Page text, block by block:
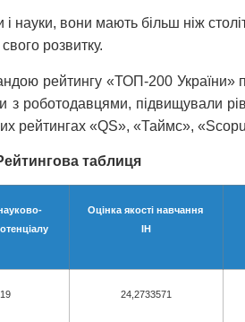
науки, вони мають більш ніж
розвитку.
рейтингу «ТОП-200 України»
роботодавцями, підвищували
рейтингах «QS», «Таймс»,
таблиця
Оцінка якості навчання
IН
24,2733571